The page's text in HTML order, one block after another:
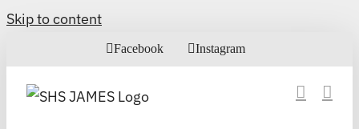
Skip to content
Facebook Instagram